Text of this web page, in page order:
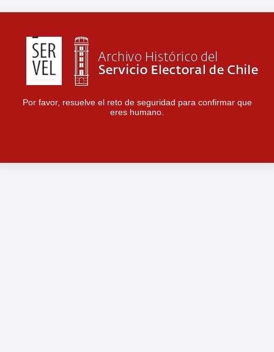
Por favor, resuelve el reto de seguridad para confirmar que
eres humano.